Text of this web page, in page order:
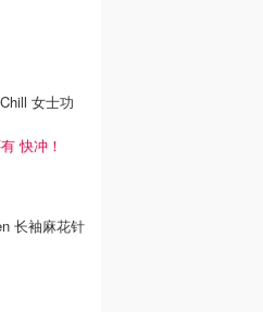
女士功
快冲！